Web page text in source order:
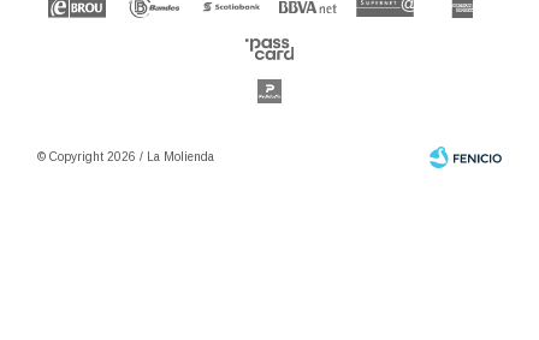
© Copyright 2026 / La Molienda